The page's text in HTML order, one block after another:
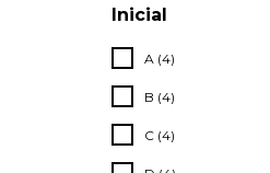
Inicial
A (4)
B (4)
C (4)